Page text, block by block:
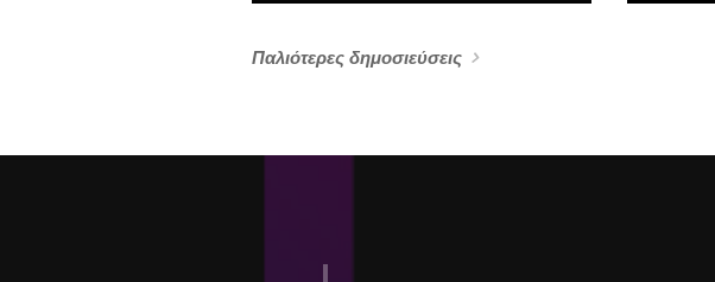
Παλιότερες δημοσιεύσεις